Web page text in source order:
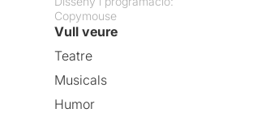
Copymouse
Vull veure
Teatre
Musicals
Humor